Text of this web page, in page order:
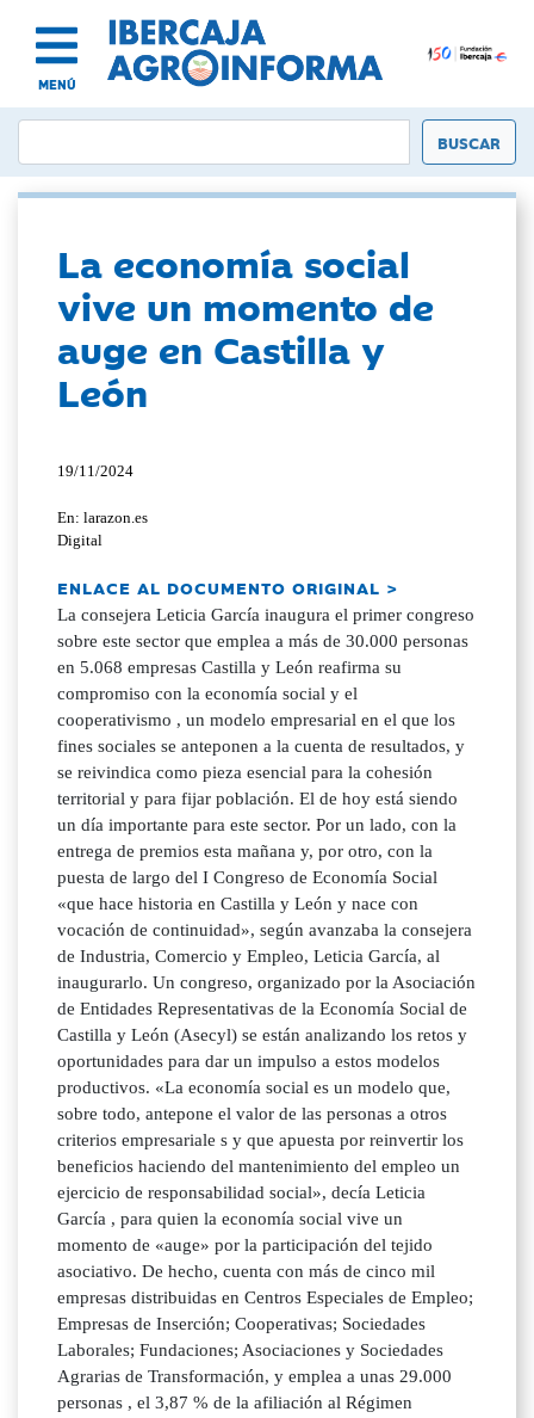
MENÚ
La economía social
vive un momento de
auge en Castilla y
León
19/11/2024
En: larazon.es
Digital
ENLACE AL DOCUMENTO ORIGINAL >
La consejera Leticia García inaugura el primer congreso
sobre este sector que emplea a más de 30.000 personas
en 5.068 empresas Castilla y León reafirma su
compromiso con la economía social y el
cooperativismo , un modelo empresarial en el que los
fines sociales se anteponen a la cuenta de resultados, y
se reivindica como pieza esencial para la cohesión
territorial y para fijar población. El de hoy está siendo
un día importante para este sector. Por un lado, con la
entrega de premios esta mañana y, por otro, con la
puesta de largo del I Congreso de Economía Social
«que hace historia en Castilla y León y nace con
vocación de continuidad», según avanzaba la consejera
de Industria, Comercio y Empleo, Leticia García, al
inaugurarlo. Un congreso, organizado por la Asociación
de Entidades Representativas de la Economía Social de
Castilla y León (Asecyl) se están analizando los retos y
oportunidades para dar un impulso a estos modelos
productivos. «La economía social es un modelo que,
sobre todo, antepone el valor de las personas a otros
criterios empresariale s y que apuesta por reinvertir los
beneficios haciendo del mantenimiento del empleo un
ejercicio de responsabilidad social», decía Leticia
García , para quien la economía social vive un
momento de «auge» por la participación del tejido
asociativo. De hecho, cuenta con más de cinco mil
empresas distribuidas en Centros Especiales de Empleo;
Empresas de Inserción; Cooperativas; Sociedades
Laborales; Fundaciones; Asociaciones y Sociedades
Agrarias de Transformación, y emplea a unas 29.000
personas , el 3,87 % de la afiliación al Régimen